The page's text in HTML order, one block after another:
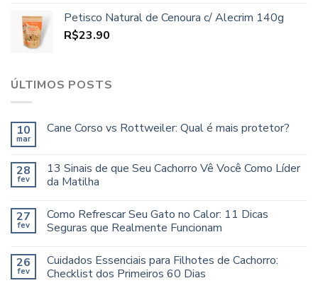
Petisco Natural de Cenoura c/ Alecrim 140g
R$23.90
ÚLTIMOS POSTS
10
mar
Cane Corso vs Rottweiler: Qual é mais protetor?
28
fev
13 Sinais de que Seu Cachorro Vê Você Como Líder
da Matilha
27
fev
Como Refrescar Seu Gato no Calor: 11 Dicas
Seguras que Realmente Funcionam
26
fev
Cuidados Essenciais para Filhotes de Cachorro:
Checklist dos Primeiros 60 Dias